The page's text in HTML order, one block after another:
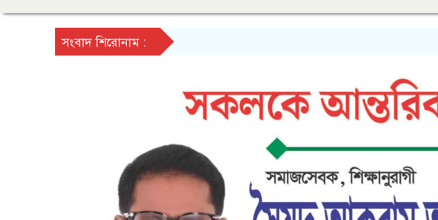
সংবাদ শিরোনাম :